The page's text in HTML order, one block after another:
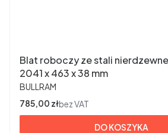
Blat roboczy ze stali
2041 x 463 x 38 mm
PRODUCENT
BULLRAM
Cena
785,00 złbez VAT
DO KOSZYKA